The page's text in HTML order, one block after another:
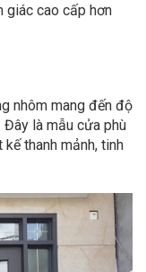
giác cao cấp hơn
nhôm mang đến độ
Đây là mẫu cửa phù
thanh mảnh, tinh